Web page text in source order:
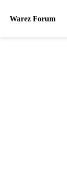
Warez Forum